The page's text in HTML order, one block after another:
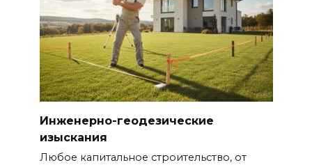
Инженерно-геодезические
изыскания
Любое капитальное строительство, от